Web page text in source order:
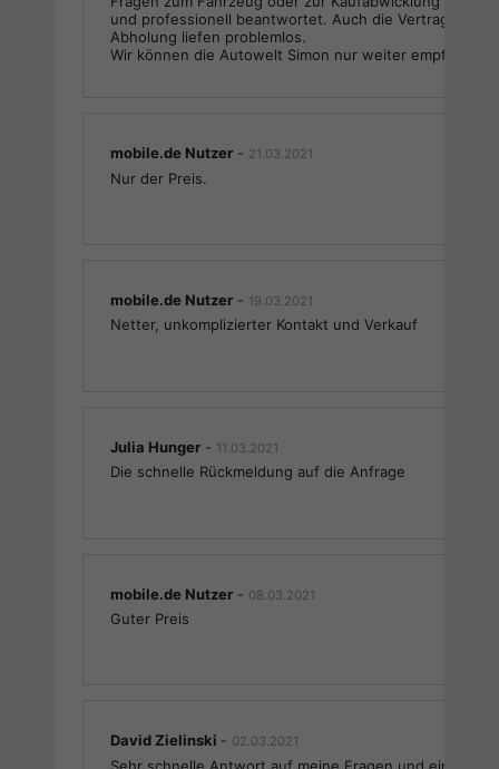
und professionell beantwortet. Auch die
Abholung liefen problemlos.
Wir können die Autowelt Simon nur weiter empfehlen!
mobile.de Nutzer - 21.03.2021
Nur der Preis.
mobile.de Nutzer - 19.03.2021
Netter, unkomplizierter Kontakt und Verkauf
Julia Hunger - 11.03.2021
Die schnelle Rückmeldung auf die Anfrage
mobile.de Nutzer - 08.03.2021
Guter Preis
David Zielinski - 02.03.2021
Sehr schnelle Antwort auf meine Fragen und ein